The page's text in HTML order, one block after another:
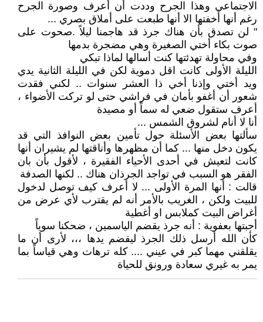
الاجتماعي وهذا الجرح وددت أن أعرف وصورة الجرح
رغم أنها أخفتها الا أنها طبعت على أملاق بصري ...
" لن تصدق بأن هناك جرذ قد هاجمنا ليلاً .صحوت على
صوت بكاء أختي الصغيرة وهي مضجرة بدمها
وفي محاولة تهدئتها كنت أسالها لماذا تبكي
الليلة الأولى كانت اقل دموية لكن في الليلة الثانية يدي
ويد أختي وإذنا أخي ذا العشر سنوات .. لكني فقدت
شعور أن أغفو بأمان في فراشي حتى لو تركت الأضواء ،
أعرف ستقول ضعي له سماً أو مصيدة
أنا لا أنام لشروق الشمس ...
سألتها بعض الأسئلة حول تأمين بعض النوافذ التي قد
يكون دخل منها ... كما أن مظهرها وأناقتها لم يشيران أنها
كانت لتعيش في أحدى الأحياء الفقيرة ، لأقول بأن بان
الفقر هو السبب في تواجد الجرذان هناك .. لكنها الصدفة
قالت : أنها المرة الأولى ... لا أعرف كيف توصل لدخول
للبيت ولكن ، الغريب بالأمر أنه لم يقترب لأي عرض من
أغراض البيت كملابس او أغطية
أجبتها بعفوية : أنه جرذ يقضم الياسمين ، ضحكنا سوياً
كأن الله أرسل ذلك الجرذ ليقضم يدها ،،، لأرى أن ما
يقلقني مهما كبر في عيني .... كله ترهات وهي قياساً بما
يمر به غيري سعادة ورونق للحياة